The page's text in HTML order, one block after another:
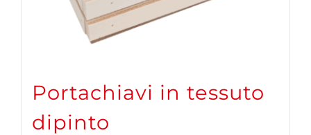
Portachiavi in tessuto
dipinto